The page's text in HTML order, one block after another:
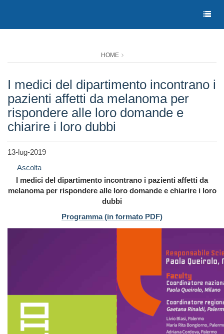
HOME
I medici del dipartimento incontrano i
pazienti affetti da melanoma per
rispondere alle loro domande e
chiarire i loro dubbi
13-lug-2019
Ascolta
I medici del dipartimento incontrano i pazienti affetti da
melanoma per rispondere alle loro domande e chiarire i loro
dubbi
Programma (in formato PDF)